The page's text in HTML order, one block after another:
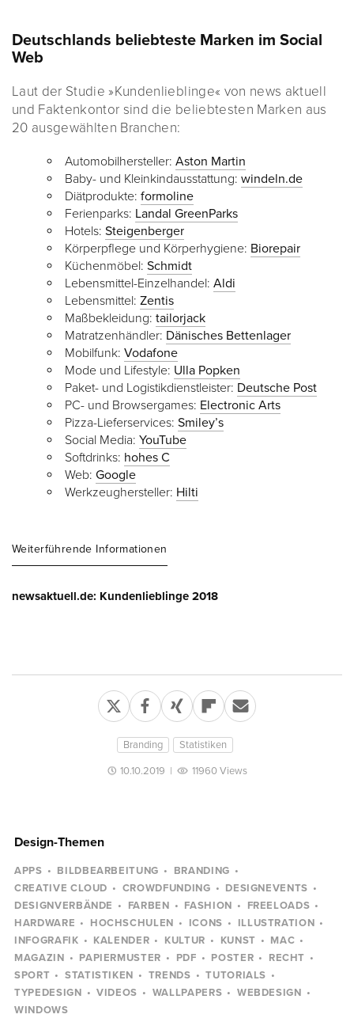
Deutschlands beliebteste Marken im Social
Web
Laut der Studie »Kundenlieblinge« von news aktuell
und Faktenkontor sind die beliebtesten Marken aus
20 ausgewählten Branchen:
Automobilhersteller: Aston Martin
Baby- und Kleinkindausstattung: windeln.de
Diätprodukte: formoline
Ferienparks: Landal GreenParks
Hotels: Steigenberger
Körperpflege und Körperhygiene: Biorepair
Küchenmöbel: Schmidt
Lebensmittel-Einzelhandel: Aldi
Lebensmittel: Zentis
Maßbekleidung: tailorjack
Matratzenhändler: Dänisches Bettenlager
Mobilfunk: Vodafone
Mode und Lifestyle: Ulla Popken
Paket- und Logistikdienstleister: Deutsche Post
PC- und Browsergames: Electronic Arts
Pizza-Lieferservices: Smiley’s
Social Media: YouTube
Softdrinks: hohes C
Web: Google
Werkzeughersteller: Hilti
Weiterführende Informationen
newsaktuell.de: Kundenlieblinge 2018
Branding Statistiken
10.10.2019 | 11960 Views
Design-Themen
APPS BILDBEARBEITUNG
BRANDING
CREATIVE CLOUD
CROWDFUNDING
DESIGNEVENTS
DESIGNVERBÄNDE
FARBEN FASHION
FREELOADS
HARDWARE
HOCHSCHULEN ICONS
ILLUSTRATION
INFOGRAFIK
KALENDER KULTUR KUNST
MAC
MAGAZIN
PAPIERMUSTER PDF POSTER
RECHT
SPORT
STATISTIKEN TRENDS
TUTORIALS
TYPEDESIGN
VIDEOS WALLPAPERS
WEBDESIGN
WINDOWS